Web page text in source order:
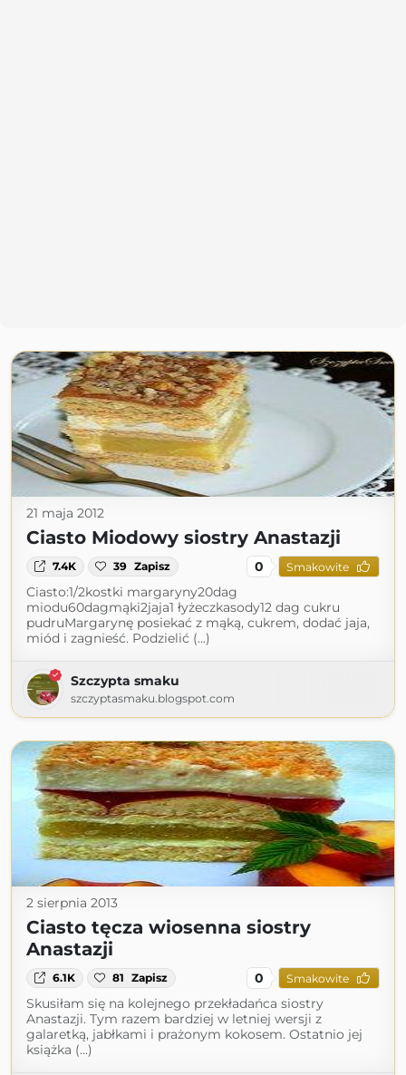
21 maja 2012
Ciasto Miodowy siostry Anastazji
7.4K 39 Zapisz 0 Smakowite
Ciasto:1/2kostki margaryny20dag
miodu60dagmąki2jaja1 łyżeczkasody12 dag cukru
pudruMargarynę posiekać z mąką, cukrem, dodać jaja,
miód i zagnieść. Podzielić (...)
Szczypta smaku
szczyptasmaku.blogspot.com
2 sierpnia 2013
Ciasto tęcza wiosenna siostry
Anastazji
6.1K 81 Zapisz 0 Smakowite
Skusiłam się na kolejnego przekładańca siostry
Anastazji. Tym razem bardziej w letniej wersji z
galaretką, jabłkami i prażonym kokosem. Ostatnio jej
książka (...)